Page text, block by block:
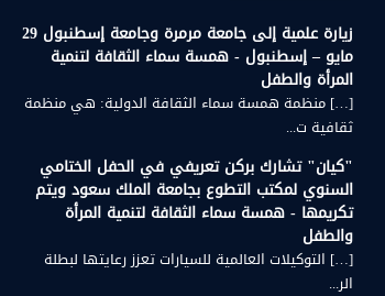
زيارة علمية إلى جامعة مرمرة وجامعة إسطنبول 29
مايو – إسطنبول - همسة سماء الثقافة لتنمية
المرأة والطفل
[…] منظمة همسة سماء الثقافة الدولية: هي منظمة
ثقافية ت...
"كيان" تشارك بركن تعريفي في الحفل الختامي
السنوي لمكتب التطوع بجامعة الملك سعود ويتم
تكريمها - همسة سماء الثقافة لتنمية المرأة
والطفل
[…] التوكيلات العالمية للسيارات تعزز رعايتها لبطلة
الر...